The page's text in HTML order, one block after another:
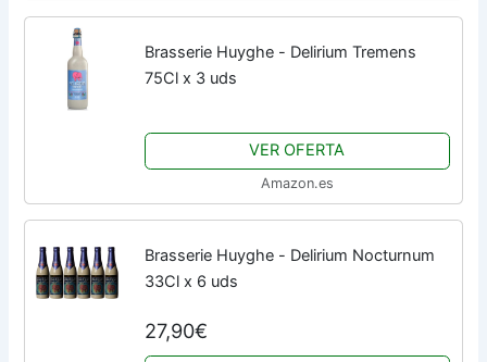
Brasserie Huyghe - Delirium Tremens
75Cl x 3 uds
VER OFERTA
Amazon.es
Brasserie Huyghe - Delirium Nocturnum
33Cl x 6 uds
27,90€